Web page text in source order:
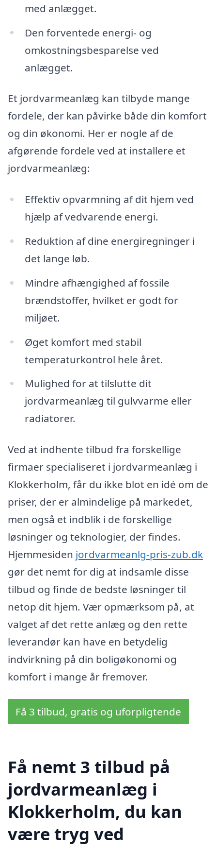
med anlægget.
Den forventede energi- og
omkostningsbesparelse ved
anlægget.
Et jordvarmeanlæg kan tilbyde mange
fordele, der kan påvirke både din komfort
og din økonomi. Her er nogle af de
afgørende fordele ved at installere et
jordvarmeanlæg:
Effektiv opvarmning af dit hjem ved
hjælp af vedvarende energi.
Reduktion af dine energiregninger i
det lange løb.
Mindre afhængighed af fossile
brændstoffer, hvilket er godt for
miljøet.
Øget komfort med stabil
temperaturkontrol hele året.
Mulighed for at tilslutte dit
jordvarmeanlæg til gulvvarme eller
radiatorer.
Ved at indhente tilbud fra forskellige
firmaer specialiseret i jordvarmeanlæg i
Klokkerholm, får du ikke blot en idé om de
priser, der er almindelige på markedet,
men også et indblik i de forskellige
løsninger og teknologier, der findes.
Hjemmesiden jordvarmeanlg-pris-zub.dk
gør det nemt for dig at indsamle disse
tilbud og finde de bedste løsninger til
netop dit hjem. Vær opmærksom på, at
valget af det rette anlæg og den rette
leverandør kan have en betydelig
indvirkning på din boligøkonomi og
komfort i mange år fremover.
Få 3 tilbud, gratis og uforpligtende
Få nemt 3 tilbud på
jordvarmeanlæg i
Klokkerholm, du kan
være tryg ved